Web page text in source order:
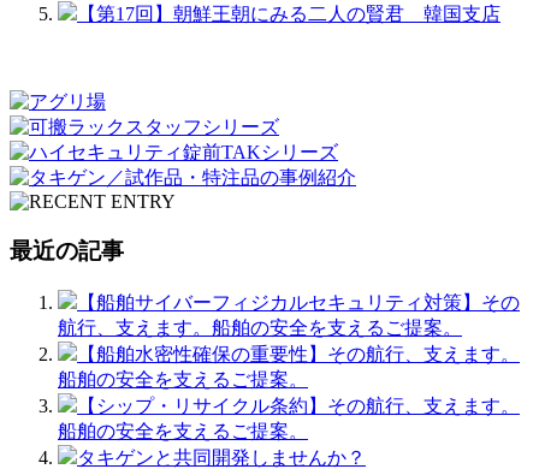
【第17回】朝鮮王朝にみる二人の賢君 韓国支店
最近の記事
【船舶サイバーフィジカルセキュリティ対策】その
航行、支えます。船舶の安全を支えるご提案。
【船舶水密性確保の重要性】その航行、支えます。
船舶の安全を支えるご提案。
【シップ・リサイクル条約】その航行、支えます。
船舶の安全を支えるご提案。
タキゲンと共同開発しませんか？